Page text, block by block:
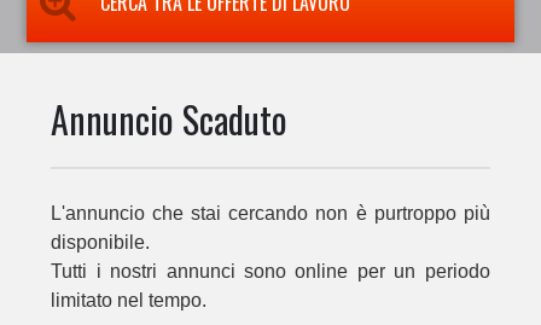
Annuncio Scaduto
L'annuncio che stai cercando non è purtroppo più
disponibile.
Tutti i nostri annunci sono online per un periodo
limitato nel tempo.